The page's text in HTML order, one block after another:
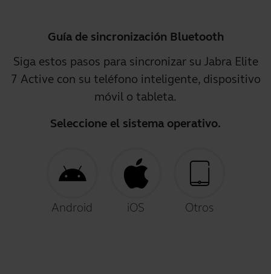
Guía de sincronización Bluetooth
Siga estos pasos para sincronizar su Jabra Elite
7 Active con su teléfono inteligente, dispositivo
móvil o tableta.
Seleccione el sistema operativo.
Android iOS Otros